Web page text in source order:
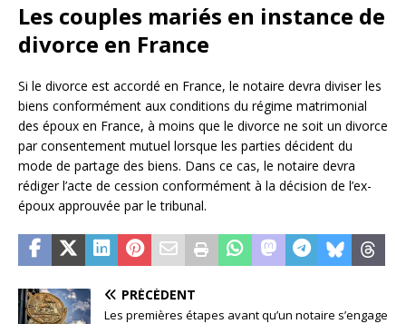
Les couples mariés en instance de
divorce en France
Si le divorce est accordé en France, le notaire devra diviser les
biens conformément aux conditions du régime matrimonial
des époux en France, à moins que le divorce ne soit un divorce
par consentement mutuel lorsque les parties décident du
mode de partage des biens. Dans ce cas, le notaire devra
rédiger l’acte de cession conformément à la décision de l’ex-
époux approuvée par le tribunal.
PRÉCÉDENT
Les premières étapes avant qu’un notaire s’engage